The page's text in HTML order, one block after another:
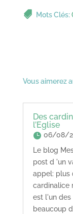
Mots Clés:
Vous aimerez
Des
l’Eglise
06/08/
Le blog
post d 'un
appel: plus
cardinalice
est l'un
beaucoup